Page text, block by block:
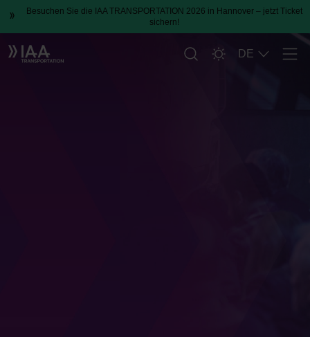
Besuchen Sie die IAA TRANSPORTATION 2026 in Hannover – jetzt Ticket
sichern!
DE